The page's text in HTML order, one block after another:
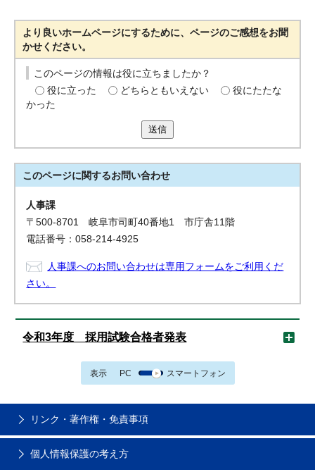
より良いホームページにするために、ページのご感想をお聞
かせください。
このページの情報は役に立ちましたか？
役に立った
どちらともいえない
役にたたな
かった
送信
このページに関するお問い合わせ
人事課
〒500-8701 岐阜市司町40番地1 市庁舎11階
電話番号：058-214-4925
人事課へのお問い合わせは専用フォームをご利用くだ
さい。
令和3年度 採用試験合格者発表
表示 PC スマートフォン
リンク・著作権・免責事項
個人情報保護の考え方